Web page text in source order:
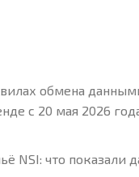
обмена
с 20 мая 2026
NSI: что показали